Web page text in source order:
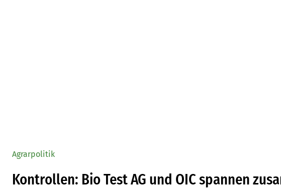
Agrarpolitik
Kontrollen: Bio Test AG und OIC spannen